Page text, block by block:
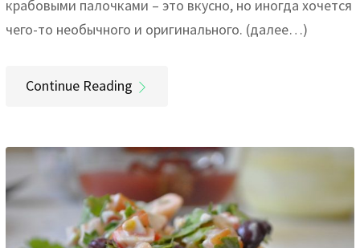
крабовыми палочками – это вкусно, но иногда хочется
чего-то необычного и оригинального. (далее…)
Continue Reading